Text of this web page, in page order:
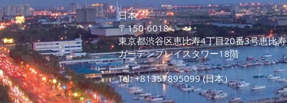
​日本：
〒150-6018
東京都渋谷区恵比寿4丁目20番3号恵比寿
ガーデンプレイスタワー18階
Tel: +81357895099 (日本）